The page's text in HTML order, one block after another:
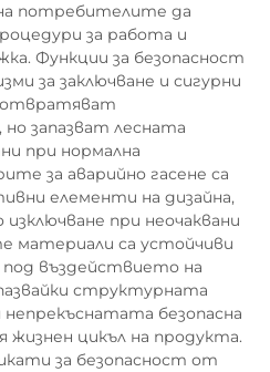
потребителите да
за работа и
Функции за безопасност
за заключване и сигурни
запазват лесната
при нормална
за аварийно гасене са
елементи на дизайна,
при неочаквани
материали са устойчиви
под въздействието на
структурната
безопасна
жизнен цикъл на продукта.
за безопасност от